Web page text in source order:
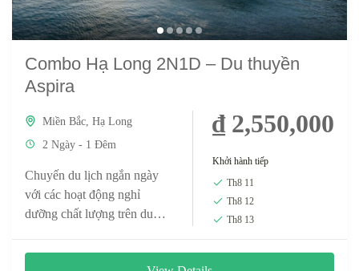
Combo Hạ Long 2N1D – Du thuyền
Aspira
Miền Bắc Hạ Long
2 Ngày - 1 Đêm
Chuyến du lịch ngắn ngày
với các hoạt động nghỉ
dưỡng chất lượng trên du
nghi sẽ là sự lựa...
₫ 2,550,000
Khởi hành tiếp
Th8 11
Th8 12
Th8 13